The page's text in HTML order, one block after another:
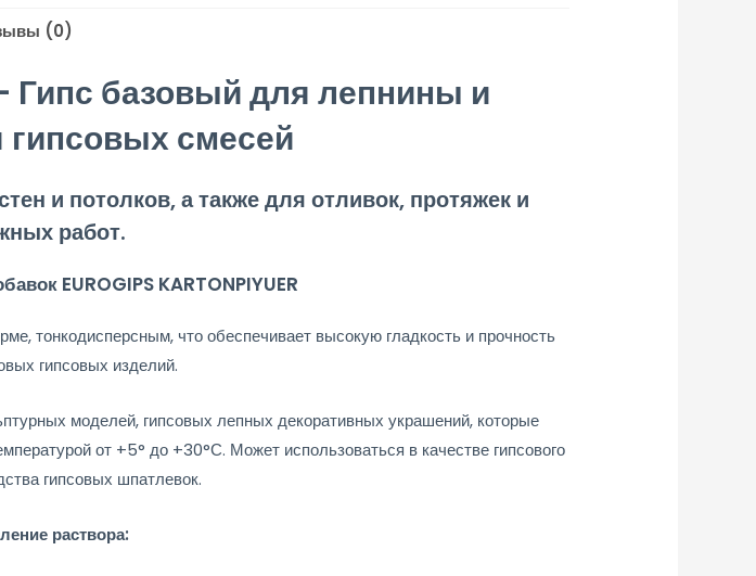
(0)
— Гипс базовый для лепнины и
гипсовых смесей
и потолков, а также для отливок, протяжек и
работ.
EUROGIPS KARTONPIYUER
тонкодисперсным, что обеспечивает высокую гладкость и прочность
гипсовых изделий.
моделей, гипсовых лепных декоративных украшений, которые
от +5° до +30°С. Может использоваться в качестве гипсового
гипсовых шпатлевок.
раствора: